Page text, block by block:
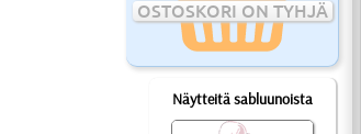
OSTOSKORI ON TYHJÄ
Näytteitä sabluunoista